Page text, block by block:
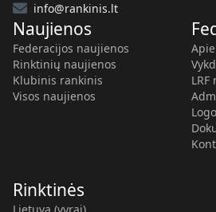
info@rankinis.lt
Naujienos
Federacijos naujienos
Rinktinių naujienos
Klubinis rankinis
Visos naujienos
LRF
Rinktinės